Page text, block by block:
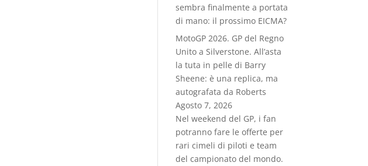
sembra finalmente a portata
di mano: il prossimo EICMA?
MotoGP 2026. GP del Regno
Unito a Silverstone. All’asta
la tuta in pelle di Barry
Sheene: è una replica, ma
autografata da Roberts
Agosto 7, 2026
Nel weekend del GP, i fan
potranno fare le offerte per
rari cimeli di piloti e team
del campionato del mondo.